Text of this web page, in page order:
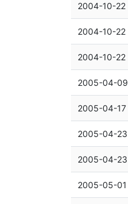
2004-10-22
2004-10-22
2004-10-22
2005-04-09
2005-04-17
2005-04-23
2005-04-23
2005-05-01